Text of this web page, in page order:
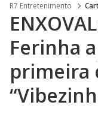
R7 Entretenimento
Ferinha
primeira